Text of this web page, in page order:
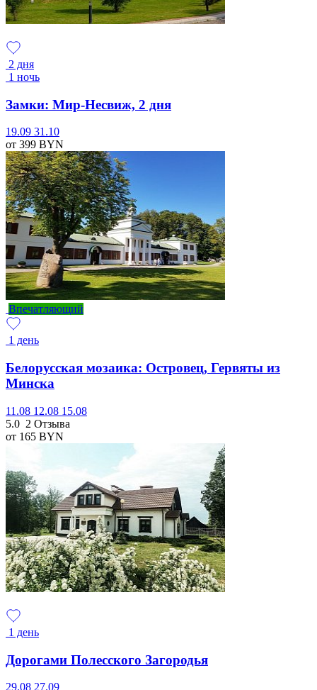
2 дня
1 ночь
Замки: Мир-Несвиж, 2 дня
19.09 31.10
от 399 BYN
Впечатляющий
1 день
Белорусская мозаика: Островец, Гервяты из
Минска
11.08 12.08 15.08
5.0 2 Отзыва
от 165 BYN
1 день
Дорогами Полесского Загородья
29.08 27.09